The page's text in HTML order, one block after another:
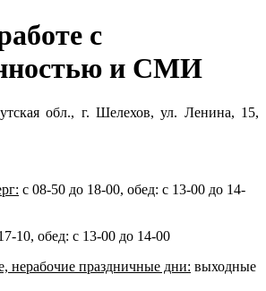
с
и СМИ
обл., г. Шелехов, ул. Ленина, 15,
с 08-50 до 18-00, обед: с 13-00 до 14-
10, обед: с 13-00 до 14-00
нерабочие праздничные дни: выходные